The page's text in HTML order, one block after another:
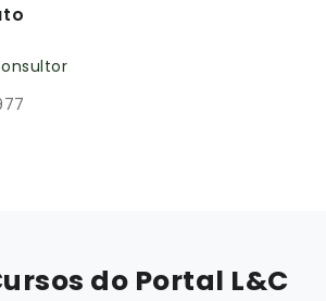
do Portal L&C